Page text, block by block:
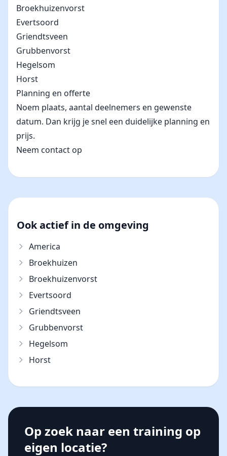
Broekhuizenvorst
Evertsoord
Griendtsveen
Grubbenvorst
Hegelsom
Horst
Planning en offerte
Noem plaats, aantal deelnemers en gewenste
datum. Dan krijg je snel een duidelijke planning en
prijs.
Neem contact op
Ook actief in de omgeving
America
Broekhuizen
Broekhuizenvorst
Evertsoord
Griendtsveen
Grubbenvorst
Hegelsom
Horst
Op zoek naar een training op
eigen locatie?